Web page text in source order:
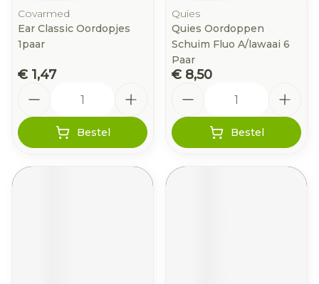
Covarmed
Ear Classic Oordopjes
1paar
€ 1,47
Bestel
Quies
Quies Oordoppen
Schuim Fluo A/lawaai 6
Paar
€ 8,50
Bestel